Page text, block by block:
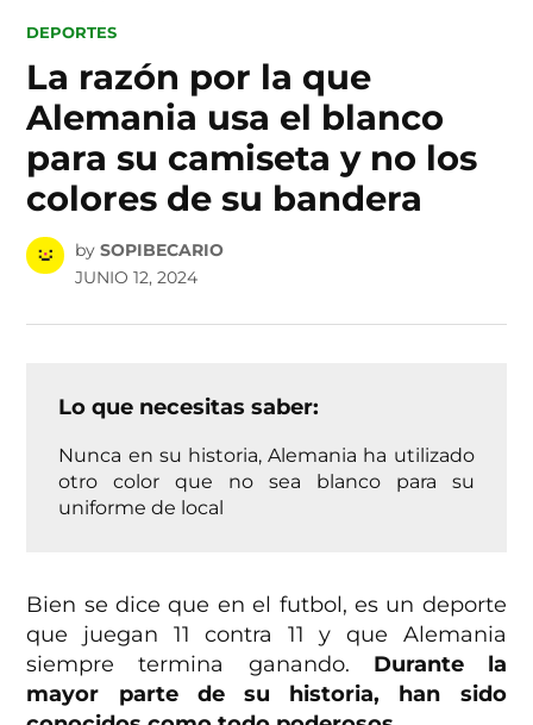
POSTED
DEPORTES
La razón por la que
Alemania usa el blanco
para su camiseta y no los
colores de su bandera
by SOPIBECARIO
JUNIO 12, 2024
Lo que necesitas saber:
Nunca en su historia, Alemania ha utilizado
otro color que no sea blanco para su
uniforme de local
Bien se dice que en el futbol, es un deporte
que juegan 11 contra 11 y que Alemania
siempre termina ganando. Durante la
mayor parte de su historia, han sido